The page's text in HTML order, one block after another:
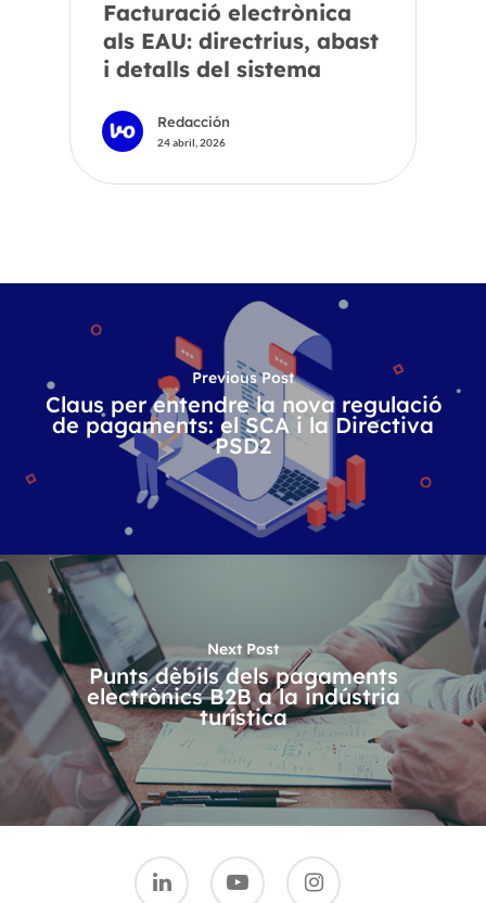
Facturació electrònica
als EAU: directrius, abast
i detalls del sistema
Redacción
24 abril, 2026
Previous Post
Claus per entendre la nova regulació
de pagaments: el SCA i la Directiva
PSD2
Next Post
Punts dèbils dels pagaments
electrònics B2B a la indústria
turística